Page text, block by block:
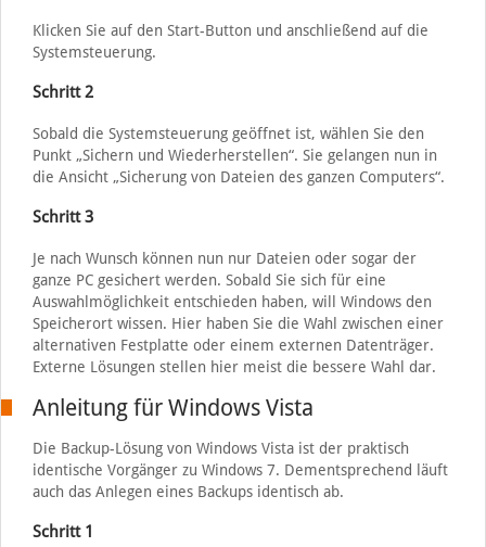
Klicken Sie auf den Start-Button und anschließend auf die
Systemsteuerung.
Schritt 2
Sobald die Systemsteuerung geöffnet ist, wählen Sie den
Punkt „Sichern und Wiederherstellen“. Sie gelangen nun in
die Ansicht „Sicherung von Dateien des ganzen Computers“.
Schritt 3
Je nach Wunsch können nun nur Dateien oder sogar der
ganze PC gesichert werden. Sobald Sie sich für eine
Auswahlmöglichkeit entschieden haben, will Windows den
Speicherort wissen. Hier haben Sie die Wahl zwischen einer
alternativen Festplatte oder einem externen Datenträger.
Externe Lösungen stellen hier meist die bessere Wahl dar.
Anleitung für Windows Vista
Die Backup-Lösung von Windows Vista ist der praktisch
identische Vorgänger zu Windows 7. Dementsprechend läuft
auch das Anlegen eines Backups identisch ab.
Schritt 1